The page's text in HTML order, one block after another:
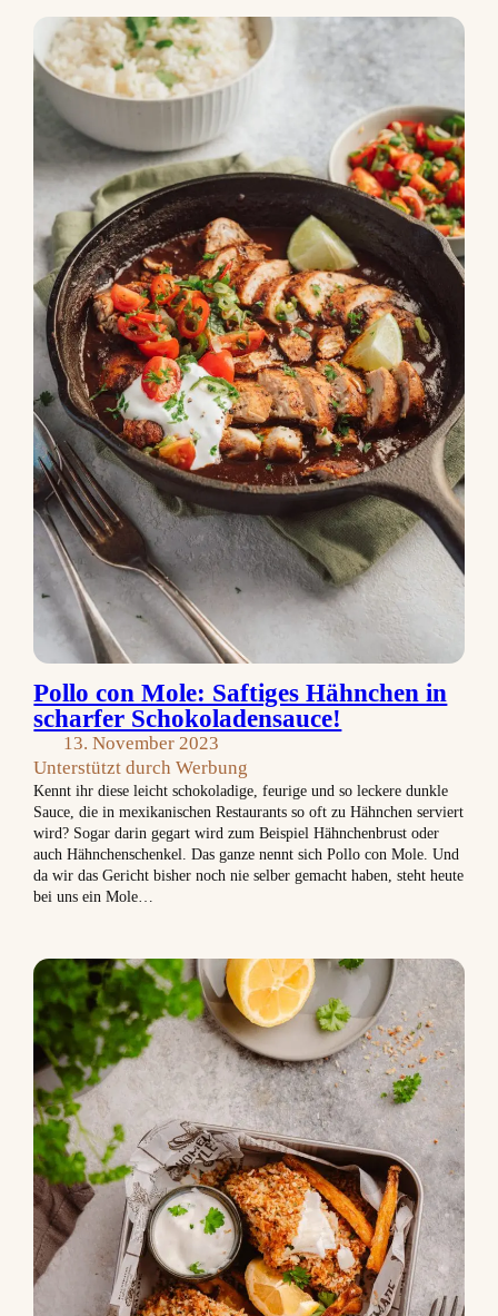
Pollo con Mole: Saftiges Hähnchen in
scharfer Schokoladensauce!
13. November 2023
Unterstützt durch Werbung
Kennt ihr diese leicht schokoladige, feurige und so leckere dunkle
Sauce, die in mexikanischen Restaurants so oft zu Hähnchen serviert
wird? Sogar darin gegart wird zum Beispiel Hähnchenbrust oder
auch Hähnchenschenkel. Das ganze nennt sich Pollo con Mole. Und
da wir das Gericht bisher noch nie selber gemacht haben, steht heute
bei uns ein Mole…